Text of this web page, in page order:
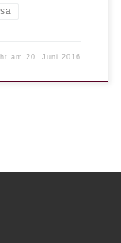
am 20. Juni 2016